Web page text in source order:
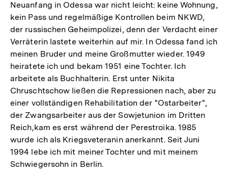
Neuanfang in Odessa war nicht leicht: keine Wohnung,
kein Pass und regelmäßige Kontrollen beim NKWD,
der russischen Geheimpolizei, denn der Verdacht einer
Verräterin lastete weiterhin auf mir. In Odessa fand ich
meinen Bruder und meine Großmutter wieder. 1949
heiratete ich und bekam 1951 eine Tochter. Ich
arbeitete als Buchhalterin. Erst unter Nikita
Chruschtschow ließen die Repressionen nach, aber zu
einer vollständigen Rehabilitation der "Ostarbeiter",
der Zwangsarbeiter aus der Sowjetunion im Dritten
Reich,kam es erst während der Perestroika. 1985
wurde ich als Kriegsveteranin anerkannt. Seit Juni
1994 lebe ich mit meiner Tochter und mit meinem
Schwiegersohn in Berlin.